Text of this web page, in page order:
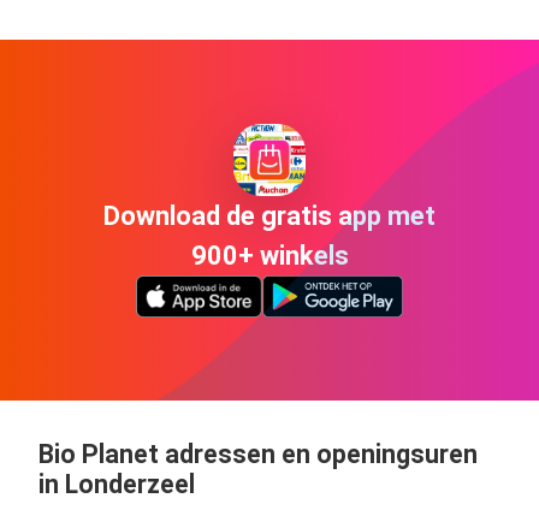
Download de gratis app met
900+ winkels
Bio Planet adressen en openingsuren
in Londerzeel